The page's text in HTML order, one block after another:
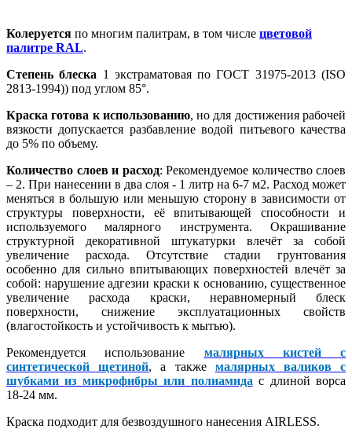
Колеруется по многим палитрам, в том числе цветовой
палитре RAL.
Степень блеска 1 экстраматовая по ГОСТ 31975-2013 (ISO
2813-1994)) под углом 85°.
Краска готова к использованию, но для достижения рабочей
вязкости допускается разбавление водой питьевого качества
до 5% по объему.
Количество слоев и расход: Рекомендуемое количество слоев
– 2. При нанесении в два слоя - 1 литр на 6-7 м2. Расход может
меняться в большую или меньшую сторону в зависимости от
структуры поверхности, её впитывающей способности и
используемого малярного инструмента. Окрашивание
структурной декоративной штукатурки влечёт за собой
увеличение расхода. Отсутствие стадии грунтования
особенно для сильно впитывающих поверхностей влечёт за
собой: нарушение адгезии краски к основанию, существенное
увеличение расхода краски, неравномерный блеск
поверхности, снижение эксплуатационных свойств
(влагостойкость и устойчивость к мытью).
Рекомендуется использование малярных кистей с
синтетической щетиной, а также малярных валиков с
шубками из микрофибры или полиамида с длиной ворса
18-24 мм.
Краска подходит для безвоздушного нанесения AIRLESS.